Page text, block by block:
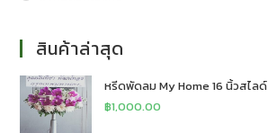
สินค้าล่าสุด
หรีดพัดลม My Home 16 นิ้วสไลด์
฿1,000.00